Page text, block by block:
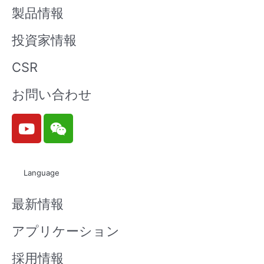
製品情報
投資家情報
CSR
お問い合わせ
Y
o
u
b
e
W
e
i
n
Language
最新情報
アプリケーション
採用情報